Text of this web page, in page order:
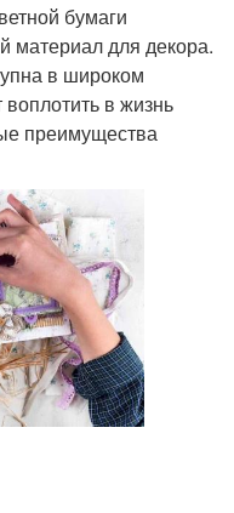
бумаги
материал для декора.
в широком
в жизнь
преимущества